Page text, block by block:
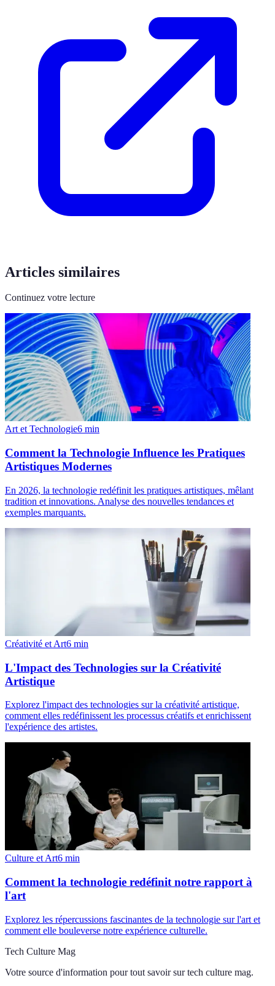
Articles similaires
Continuez votre lecture
Art et Technologie6 min
Comment la Technologie Influence les Pratiques
Artistiques Modernes
En 2026, la technologie redéfinit les pratiques artistiques, mêlant
tradition et innovations. Analyse des nouvelles tendances et
exemples marquants.
Créativité et Art6 min
L'Impact des Technologies sur la Créativité
Artistique
Explorez l'impact des technologies sur la créativité artistique,
comment elles redéfinissent les processus créatifs et enrichissent
l'expérience des artistes.
Culture et Art6 min
Comment la technologie redéfinit notre rapport à
l'art
Explorez les répercussions fascinantes de la technologie sur l'art et
comment elle bouleverse notre expérience culturelle.
Tech Culture Mag
Votre source d'information pour tout savoir sur tech culture mag.